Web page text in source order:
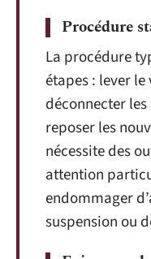
Procédure
La procédure
étapes : lever
déconnecter
reposer les
nécessite des
attention
endommager
suspension ou